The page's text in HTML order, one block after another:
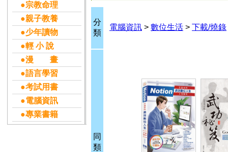
●宗教命理
●親子教養
●少年讀物
●輕 小 說
●漫 畫
●語言學習
●考試用書
●電腦資訊
●專業書籍
分
類
電腦資訊 > 數位生活 > 下載/燒錄
同
類